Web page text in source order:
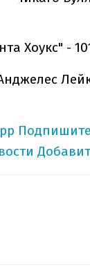
Хоукс" -